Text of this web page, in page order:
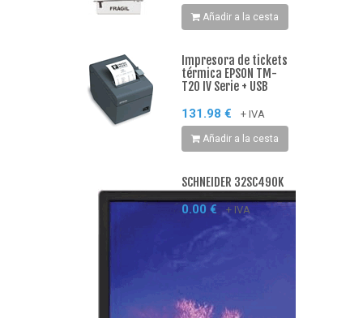
Añadir a la cesta
Impresora de tickets
térmica EPSON TM-
T20 IV Serie + USB
131.98 € + IVA
Añadir a la cesta
SCHNEIDER 32SC490K
0.00 € + IVA